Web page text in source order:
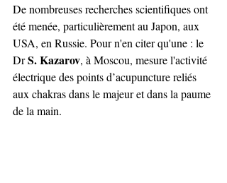
De nombreuses recherches scientifiques ont
été menée, particulièrement au Japon, aux
USA, en Russie. Pour n'en citer qu'une : le
Dr S. Kazarov, à Moscou, mesure l'activité
électrique des points d’acupuncture reliés
aux chakras dans le majeur et dans la paume
de la main.